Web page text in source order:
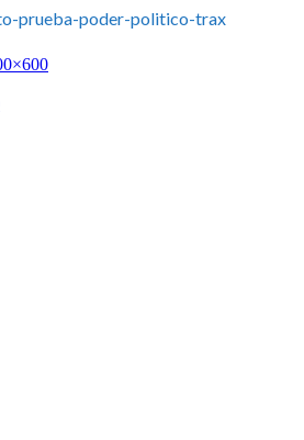
prueba-poder-politico-trax